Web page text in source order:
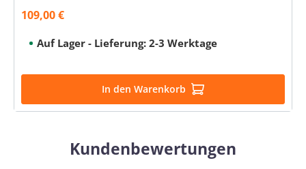
Verkaufspreis:
109,00 €
Auf Lager - Lieferung: 2-3 Werktage
In den Warenkorb
Kundenbewertungen